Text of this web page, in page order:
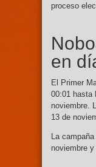
proceso
en
El Primer
00:01 hasta
noviembre.
13 de
La
noviembre